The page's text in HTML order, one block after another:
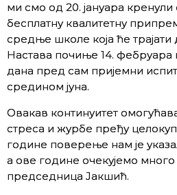
ми смо од 20. јануара кренули
бесплатну квалитетну
средње школе која ће трајати
Настава почиње 14. фебруара
дана пред сам пријемни
средином јуна.
Овакав континуитет
стреса и журбе пређу
године поверење нам је
а ове године очекујемо много
председница Јакшић.